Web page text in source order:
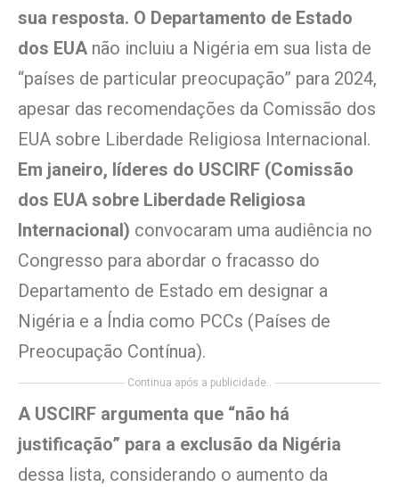
sua resposta. O Departamento de Estado
dos EUA não incluiu a Nigéria em sua lista de
“países de particular preocupação” para 2024,
apesar das recomendações da Comissão dos
EUA sobre Liberdade Religiosa Internacional.
Em janeiro, líderes do USCIRF (Comissão
dos EUA sobre Liberdade Religiosa
Internacional) convocaram uma audiência no
Congresso para abordar o fracasso do
Departamento de Estado em designar a
Nigéria e a Índia como PCCs (Países de
Preocupação Contínua).
Continua após a publicidade..
A USCIRF argumenta que “não há
justificação” para a exclusão da Nigéria
dessa lista, considerando o aumento da